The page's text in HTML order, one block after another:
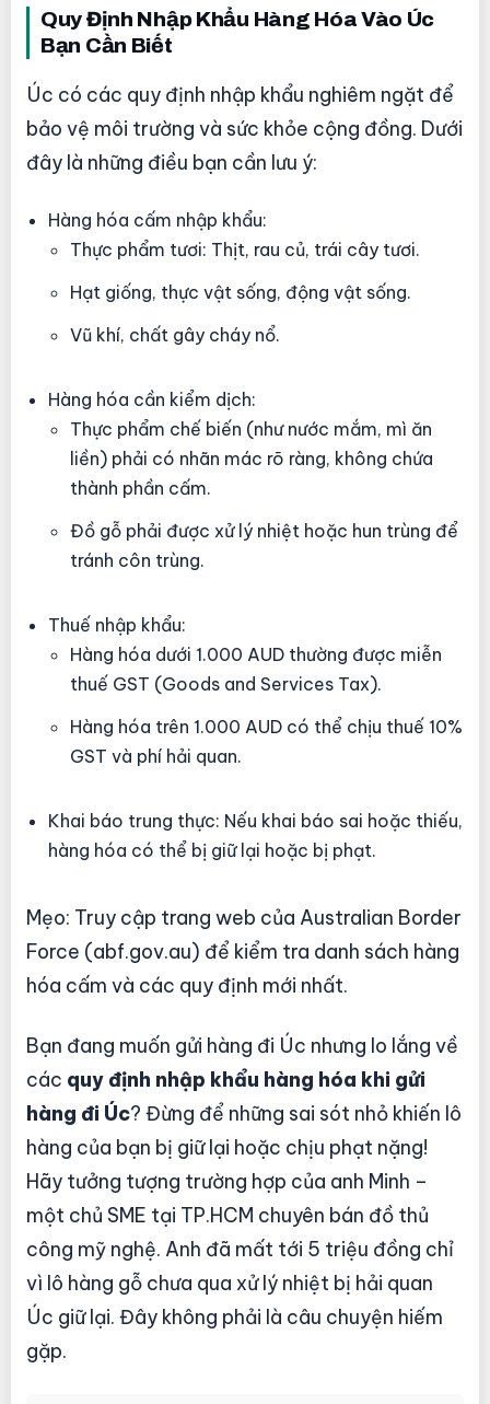
Quy Định Nhập Khẩu Hàng Hóa Vào Úc
Bạn Cần Biết
Úc có các quy định nhập khẩu nghiêm ngặt để
bảo vệ môi trường và sức khỏe cộng đồng. Dưới
đây là những điều bạn cần lưu ý:
Hàng hóa cấm nhập khẩu:
Thực phẩm tươi: Thịt, rau củ, trái cây tươi.
Hạt giống, thực vật sống, động vật sống.
Vũ khí, chất gây cháy nổ.
Hàng hóa cần kiểm dịch:
Thực phẩm chế biến (như nước mắm, mì ăn
liền) phải có nhãn mác rõ ràng, không chứa
thành phần cấm.
Đồ gỗ phải được xử lý nhiệt hoặc hun trùng để
tránh côn trùng.
Thuế nhập khẩu:
Hàng hóa dưới 1.000 AUD thường được miễn
thuế GST (Goods and Services Tax).
Hàng hóa trên 1.000 AUD có thể chịu thuế 10%
GST và phí hải quan.
Khai báo trung thực: Nếu khai báo sai hoặc thiếu,
hàng hóa có thể bị giữ lại hoặc bị phạt.
Mẹo: Truy cập trang web của Australian Border
Force (abf.gov.au) để kiểm tra danh sách hàng
hóa cấm và các quy định mới nhất.
Bạn đang muốn gửi hàng đi Úc nhưng lo lắng về
các quy định nhập khẩu hàng hóa khi gửi
hàng đi Úc? Đừng để những sai sót nhỏ khiến lô
hàng của bạn bị giữ lại hoặc chịu phạt nặng!
Hãy tưởng tượng trường hợp của anh Minh –
một chủ SME tại TP.HCM chuyên bán đồ thủ
công mỹ nghệ. Anh đã mất tới 5 triệu đồng chỉ
vì lô hàng gỗ chưa qua xử lý nhiệt bị hải quan
Úc giữ lại. Đây không phải là câu chuyện hiếm
gặp.